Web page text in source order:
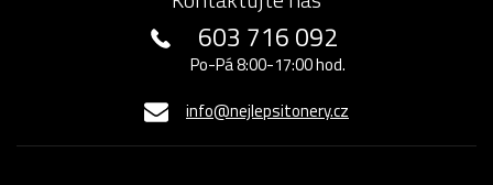
603 716 092
Po-Pá 8:00-17:00 hod.
info@nejlepsitonery.cz